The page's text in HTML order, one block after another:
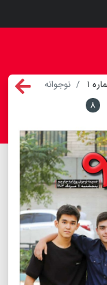
۱
نوجوانه
۸